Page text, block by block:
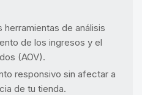
de análisis
de los ingresos y el
(AOV).
responsivo sin afectar a
de tu tienda.